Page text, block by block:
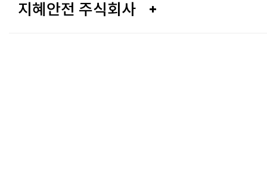
지혜안전 주식회사